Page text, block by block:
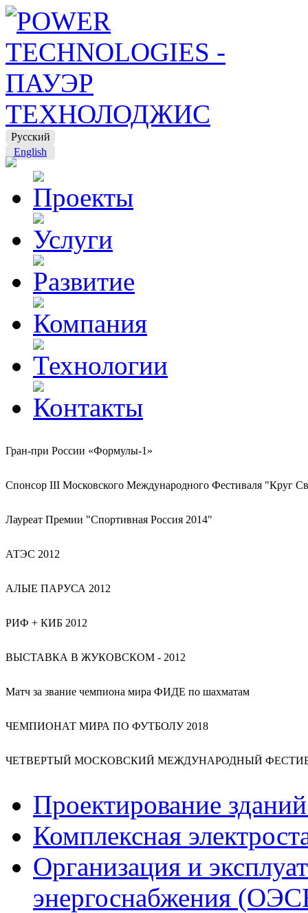
Русский
English
Гран-при России «Формулы-1»
Спонсор III Московского Международного Фестиваля "Круг
Лауреат Премии "Спортивная Россия 2014"
АТЭС 2012
АЛЫЕ ПАРУСА 2012
РИФ + КИБ 2012
ВЫСТАВКА В ЖУКОВСКОМ - 2012
Матч за звание чемпиона мира ФИДЕ по шахматам
ЧЕМПИОНАТ МИРА ПО ФУТБОЛУ 2018
ЧЕТВЕРТЫЙ МОСКОВСКИЙ МЕЖДУНАРОДНЫЙ
Проектирование
Комплексная
Организация и
энергоснабжения